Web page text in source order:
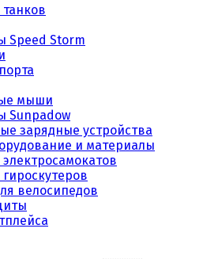
Speed Storm
мыши
Sunpadow
зарядные устройства
и материалы
велосипедов